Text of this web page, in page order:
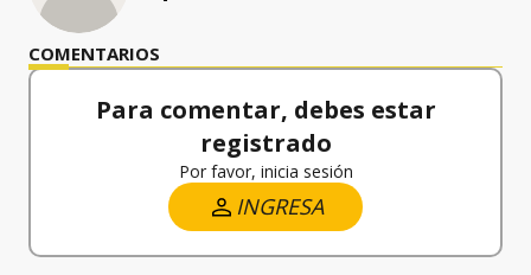
COMENTARIOS
Para comentar, debes estar
registrado
Por favor, inicia sesión
INGRESA